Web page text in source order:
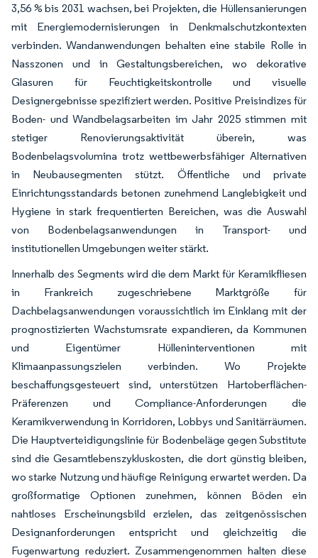
3,56 % bis 2031 wachsen, bei Projekten, die Hüllensanierungen
mit Energiemodernisierungen in Denkmalschutzkontexten
verbinden. Wandanwendungen behalten eine stabile Rolle in
Nasszonen und in Gestaltungsbereichen, wo dekorative
Glasuren für Feuchtigkeitskontrolle und visuelle
Designergebnisse spezifiziert werden. Positive Preisindizes für
Boden- und Wandbelagsarbeiten im Jahr 2025 stimmen mit
stetiger Renovierungsaktivität überein, was
Bodenbelagsvolumina trotz wettbewerbsfähiger Alternativen
in Neubausegmenten stützt. Öffentliche und private
Einrichtungsstandards betonen zunehmend Langlebigkeit und
Hygiene in stark frequentierten Bereichen, was die Auswahl
von Bodenbelagsanwendungen in Transport- und
institutionellen Umgebungen weiter stärkt.
Innerhalb des Segments wird die dem Markt für Keramikfliesen
in Frankreich zugeschriebene Marktgröße für
Dachbelagsanwendungen voraussichtlich im Einklang mit der
prognostizierten Wachstumsrate expandieren, da Kommunen
und Eigentümer Hülleninterventionen mit
Klimaanpassungszielen verbinden. Wo Projekte
beschaffungsgesteuert sind, unterstützen Hartoberflächen-
Präferenzen und Compliance-Anforderungen die
Keramikverwendung in Korridoren, Lobbys und Sanitärräumen.
Die Hauptverteidigungslinie für Bodenbeläge gegen Substitute
sind die Gesamtlebenszykluskosten, die dort günstig bleiben,
wo starke Nutzung und häufige Reinigung erwartet werden. Da
großformatige Optionen zunehmen, können Böden ein
nahtloses Erscheinungsbild erzielen, das zeitgenössischen
Designanforderungen entspricht und gleichzeitig die
Fugenwartung reduziert. Zusammengenommen halten diese